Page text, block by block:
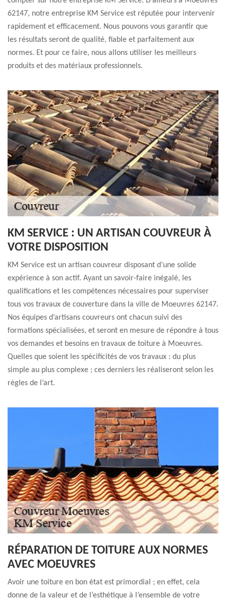
62147, notre entreprise KM Service est réputée pour intervenir
rapidement et efficacement. Nous pouvons vous garantir que
les résultats seront de qualité, fiable et parfaitement aux
normes. Et pour ce faire, nous allons utiliser les meilleurs
produits et des matériaux professionnels.
KM SERVICE : UN ARTISAN COUVREUR À
VOTRE DISPOSITION
KM Service est un artisan couvreur disposant d’une solide
expérience à son actif. Ayant un savoir-faire inégalé, les
qualifications et les compétences nécessaires pour superviser
tous vos travaux de couverture dans la ville de Moeuvres 62147.
Nos équipes d’artisans couvreurs ont chacun suivi des
formations spécialisées, et seront en mesure de répondre à tous
vos demandes et besoins en travaux de toiture à Moeuvres.
Quelles que soient les spécificités de vos travaux : du plus
simple au plus complexe ; ces derniers les réaliseront selon les
règles de l’art.
RÉPARATION DE TOITURE AUX NORMES
AVEC MOEUVRES
Avoir une toiture en bon état est primordial ; en effet, cela
donne de la valeur et de l’esthétique à l’ensemble de votre